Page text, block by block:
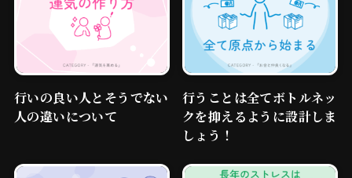
行いの良い人とそうでない
人の違いについて
行うことは全てボトルネッ
クを抑えるように設計しま
しょう！